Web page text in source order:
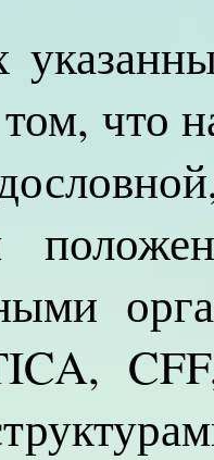
том,